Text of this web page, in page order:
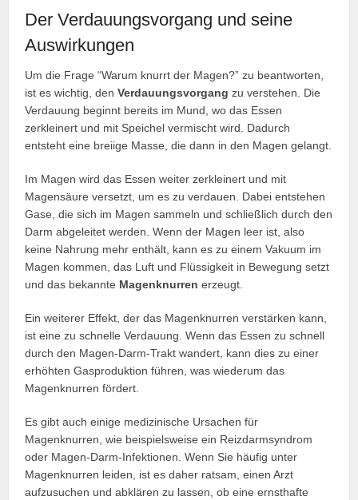
Der Verdauungsvorgang und seine
Auswirkungen
Um die Frage “Warum knurrt der Magen?” zu beantworten,
ist es wichtig, denVerdauungsvorgang zu verstehen. Die
Verdauung beginnt bereits im Mund, wo das Essen
zerkleinert und mit Speichel vermischt wird. Dadurch
entsteht eine breiige Masse, die dann in den Magen gelangt.
Im Magen wird das Essen weiter zerkleinert und mit
Magensäure versetzt, um es zu verdauen. Dabei entstehen
Gase, die sich im Magen sammeln und schließlich durch den
Darm abgeleitet werden. Wenn der Magen leer ist, also
keine Nahrung mehr enthält, kann es zu einem Vakuum im
Magen kommen, das Luft und Flüssigkeit in Bewegung setzt
und das bekannte Magenknurren erzeugt.
Ein weiterer Effekt, der das Magenknurren verstärken kann,
ist eine zu schnelle Verdauung. Wenn das Essen zu schnell
durch den Magen-Darm-Trakt wandert, kann dies zu einer
erhöhten Gasproduktion führen, was wiederum das
Magenknurren fördert.
Es gibt auch einige medizinische Ursachen für
Magenknurren, wie beispielsweise ein Reizdarmsyndrom
oder Magen-Darm-Infektionen. Wenn Sie häufig unter
Magenknurren leiden, ist es daher ratsam, einen Arzt
aufzusuchen und abklären zu lassen, ob eine ernsthafte